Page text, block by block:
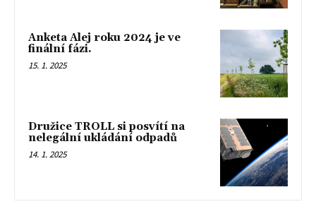
Anketa Alej roku 2024 je ve
finální fázi.
15. 1. 2025
Družice TROLL si posvítí na
nelegální ukládání odpadů
14. 1. 2025